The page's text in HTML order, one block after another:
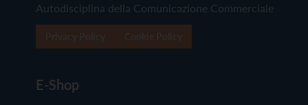
Autodisciplina della Comunicazione Commerciale
E-Shop